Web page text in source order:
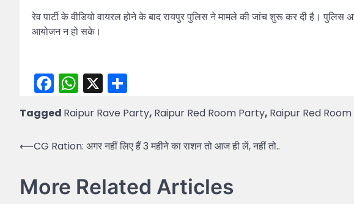
रेव पार्टी के वीडियो वायरल होने के बाद रायपुर पुलिस ने मामले की जांच शुरू कर दी है।
आयोजन न हो सके।
Facebook
WhatsApp
X
Tagged Raipur Rave Party, Raipur Red Room Party, Raipur Red
Post
⟵CG Ration: अगर नहीं लिए हैं 3 महीने का राशन तो आज ही लें, नहीं तो..
More Related Articles